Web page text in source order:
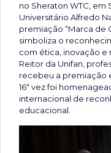
no Sheraton WTC, em
Universitário Alfredo
premiação “Marca de
simboliza o
com ética, inovação e
Reitor da Unifan,
recebeu a premiação
16ª vez foi
internacional de
educacional.